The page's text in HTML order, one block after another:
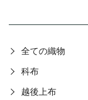
全ての織物
科布
越後上布